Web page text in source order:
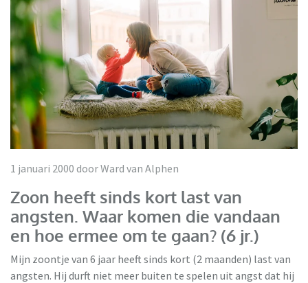
1 januari 2000 door Ward van Alphen
Zoon heeft sinds kort last van
angsten. Waar komen die vandaan
en hoe ermee om te gaan? (6 jr.)
Mijn zoontje van 6 jaar heeft sinds kort (2 maanden) last van
angsten. Hij durft niet meer buiten te spelen uit angst dat hij